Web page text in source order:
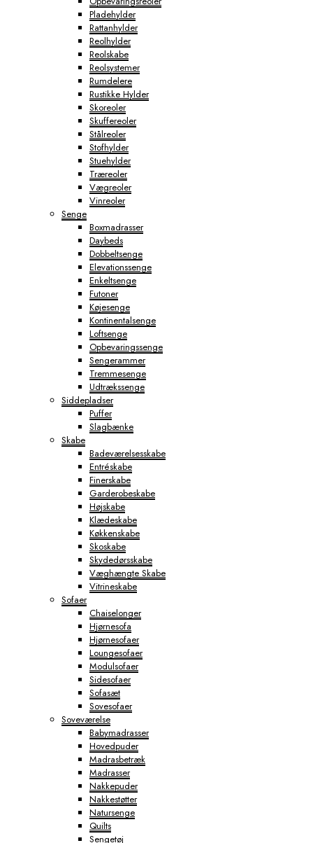
Pladehylder
Rattanhylder
Reolhylder
Reolskabe
Reolsystemer
Rumdelere
Rustikke Hylder
Skoreoler
Skuffereoler
Stålreoler
Stofhylder
Stuehylder
Træreoler
Vægreoler
Vinreoler
Senge
Boxmadrasser
Daybeds
Dobbeltsenge
Elevationssenge
Enkeltsenge
Futoner
Køjesenge
Kontinentalsenge
Loftsenge
Opbevaringssenge
Sengerammer
Tremmesenge
Udtrækssenge
Siddepladser
Puffer
Slagbænke
Skabe
Badeværelsesskabe
Entréskabe
Finerskabe
Garderobeskabe
Højskabe
Klædeskabe
Køkkenskabe
Skoskabe
Skydedørsskabe
Væghængte Skabe
Vitrineskabe
Sofaer
Chaiselonger
Hjørnesofa
Hjørnesofaer
Loungesofaer
Modulsofaer
Sidesofaer
Sofasæt
Sovesofaer
Soveværelse
Babymadrasser
Hovedpuder
Madrasbetræk
Madrasser
Nakkepuder
Nakkestøtter
Natursenge
Quilts
Sengetøj